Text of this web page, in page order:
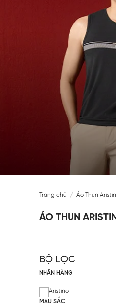
Trang chủ Áo Thun
ÁO THUN
BỘ LỌC
NHÃN HÀNG
Aristino
MÀU SẮC